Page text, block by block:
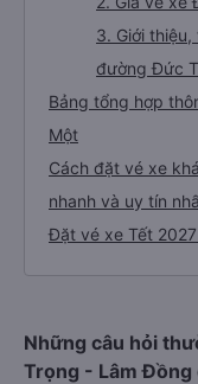
3. Giới
đường Đức
Bảng tổng hợp
Một
Cách đặt vé xe
nhanh và uy tín
Đặt vé xe Tết
Những câu hỏi
Trọng - Lâm Đồng